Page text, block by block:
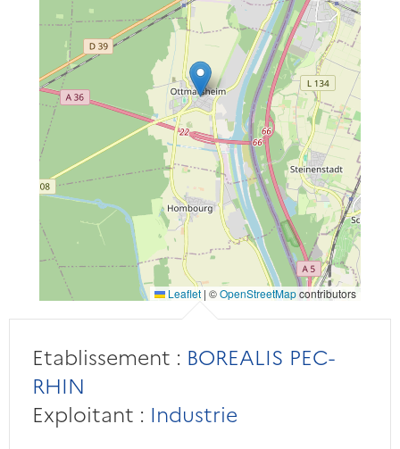
Leaflet | ©OpenStreetMapcontributors
Etablissement : BOREALIS PEC-
RHIN
Exploitant : Industrie